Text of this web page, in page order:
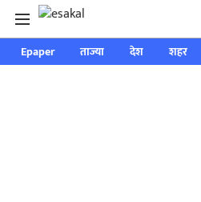
Epaper ताज्या देश शहर